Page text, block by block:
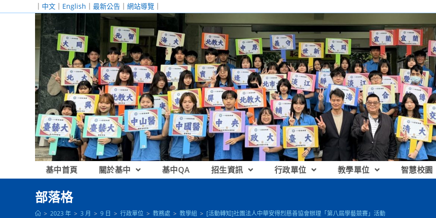
｜ 中文 ｜ English ｜ 最新公告 ｜ 網站導覽 ｜
基中首頁 關於基中 基中QA 招生資訊 行政單位 教學單位 智慧校園
部落格
> 2023 年 > 3 月 > 9 日 > 行政單位 > 教務處 > 教學組 > [活動轉知]社團法人中華安得烈慈善協會辦理「第八屆學藝競賽」活動